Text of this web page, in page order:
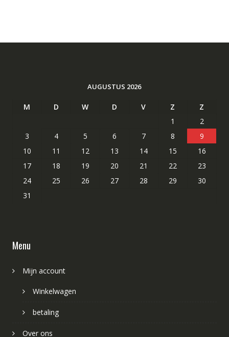
AUGUSTUS 2026
M D W D V Z
Z
1
2
3
4 5 6 7 8
9
10
11 12 13 14 15
16
17
18 19 20 21 22
23
24
25 26 27 28 29
30
31
Menu
Mijn account
Winkelwagen
betaling
Over ons